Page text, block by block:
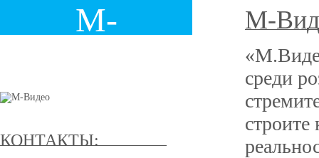
М-
КОНТАКТЫ:
М-
среди
строите